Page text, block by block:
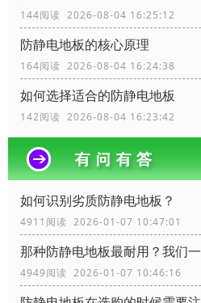
144阅读 2026-08-04 16:25:12
防静电地板的核心原理
164阅读 2026-08-04 16:24:38
如何选择适合的防静电地板
142阅读 2026-08-04 16:23:42
如何识别劣质防静电地板？
4911阅读 2026-01-07 10:47:01
那种防静电地板最耐用？我们
4949阅读 2026-01-07 10:46:16